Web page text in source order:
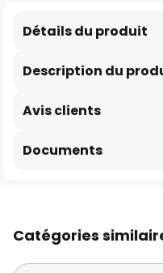
Description du
Détails du produit
Avis clients
Documents
Catégories